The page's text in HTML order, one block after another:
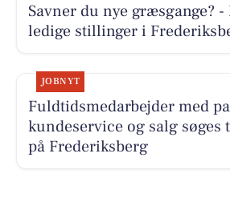
Savner du nye græsgange? -
ledige stillinger i
JOBNYT
Fuldtidsmedarbejder med
kundeservice og salg
på Frederiksberg